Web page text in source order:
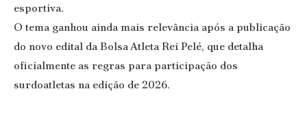
esportiva.
O tema ganhou ainda mais relevância após a publicação
do novo edital da Bolsa Atleta Rei Pelé, que detalha
oficialmente as regras para participação dos
surdoatletas na edição de 2026.